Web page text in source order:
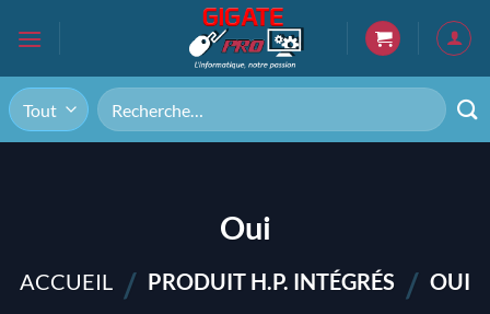
Recherche
pour :
Oui
ACCUEIL / PRODUIT H.P. INTÉGRÉS / OUI